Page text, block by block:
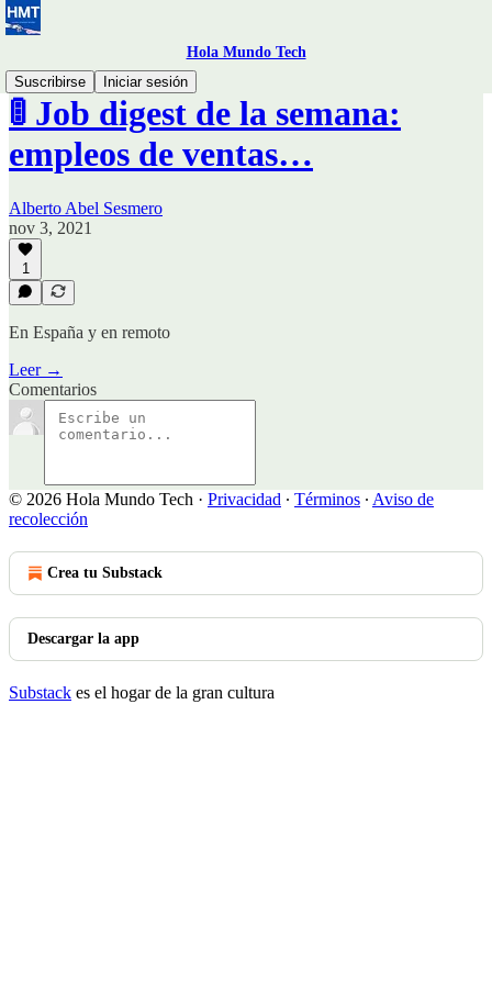
Hola Mundo Tech
Suscribirse
Iniciar sesión
🚦 Job digest de la semana:
empleos de ventas…
Alberto Abel Sesmero
nov 3, 2021
1
En España y en remoto
Leer →
Comentarios
© 2026 Hola Mundo Tech · Privacidad ∙ Términos ∙ Aviso de
recolección
Crea tu Substack
Descargar la app
Substack es el hogar de la gran cultura